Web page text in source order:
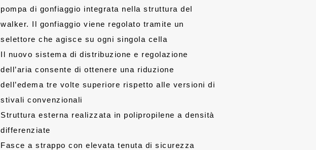
pompa di gonfiaggio integrata nella struttura del
walker. Il gonfiaggio viene regolato tramite un
selettore che agisce su ogni singola cella
Il nuovo sistema di distribuzione e regolazione
dell’aria consente di ottenere una riduzione
dell’edema tre volte superiore rispetto alle versioni di
stivali convenzionali
Struttura esterna realizzata in polipropilene a densità
differenziate
Fasce a strappo con elevata tenuta di sicurezza